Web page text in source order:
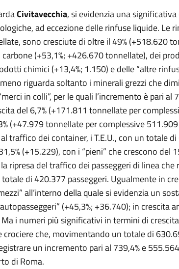
Civitavecchia, si evidenzia una
ad eccezione delle rinfuse liquide. Le
sono cresciute di oltre il 49% (+518.620
(+53,1%; +426.670 tonnellate), dei
chimici (+13,4%; 1.150) e delle “altre
riguarda soltanto i minerali grezzi che
in colli”, per le quali l’incremento è pari al
del 6,7% (+171.811 tonnellate per
(+47.979 tonnellate per complessive
traffico dei container, i T.E.U., con un totale
(+15.229), con i “pieni” che crescono del
ripresa del traffico dei passeggeri di linea
di 420.377 passeggeri. Ugualmente in
all’interno della quale si evidenzia un
(+45,3%; +36.740); in crescita
Ma i numeri più significativi in termini di
crociere che, movimentando un totale di
un incremento pari al 739,4% e
di Roma.